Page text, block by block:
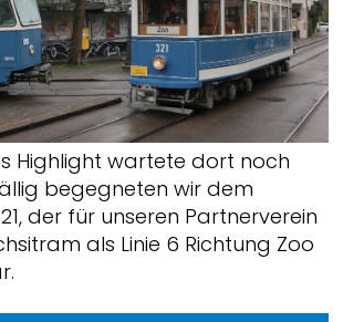
Highlight wartete dort noch
begegneten wir dem
der für unseren Partnerverein
als Linie 6 Richtung Zoo